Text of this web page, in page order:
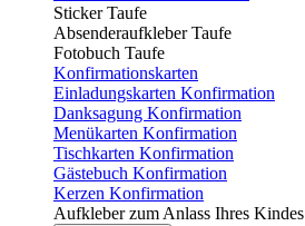
Sticker Taufe
Absenderaufkleber Taufe
Fotobuch Taufe
Konfirmationskarten
Einladungskarten Konfirmation
Danksagung Konfirmation
Menükarten Konfirmation
Tischkarten Konfirmation
Gästebuch Konfirmation
Kerzen Konfirmation
Aufkleber zum Anlass Ihres Kindes